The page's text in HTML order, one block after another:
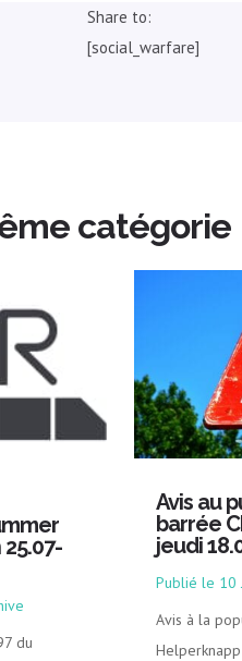
Share to:
[social_warfare]
catégorie
du
Avis au
barrée
jeudi
10
Avis à la